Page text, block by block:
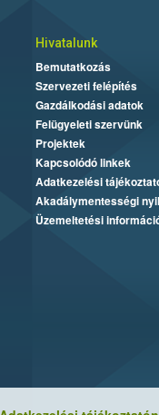
Hivatalunk
Bemutatkozás
Szervezeti felépítés
Gazdálkodási adatok
Felügyeleti szervünk
Projektek
Kapcsolódó linkek
Adatkezelési
Akadálymentességi
Üzemeltetési